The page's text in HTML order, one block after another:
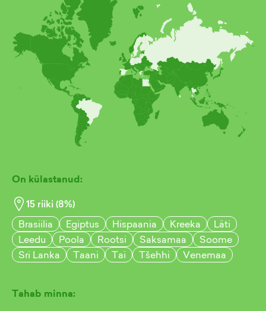
On külastanud:
15 riiki (8%)
Brasiilia
Egiptus Hispaania Kreeka
Läti
Leedu
Poola Rootsi Saksamaa
Soome
Sri Lanka
Taani Tai Tšehhi Venemaa
Tahab minna: